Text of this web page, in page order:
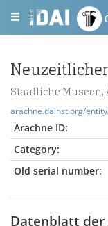
Staatliche
arachne.dainst.org/
Arachne ID:
Category:
Old serial number:
Datenblatt